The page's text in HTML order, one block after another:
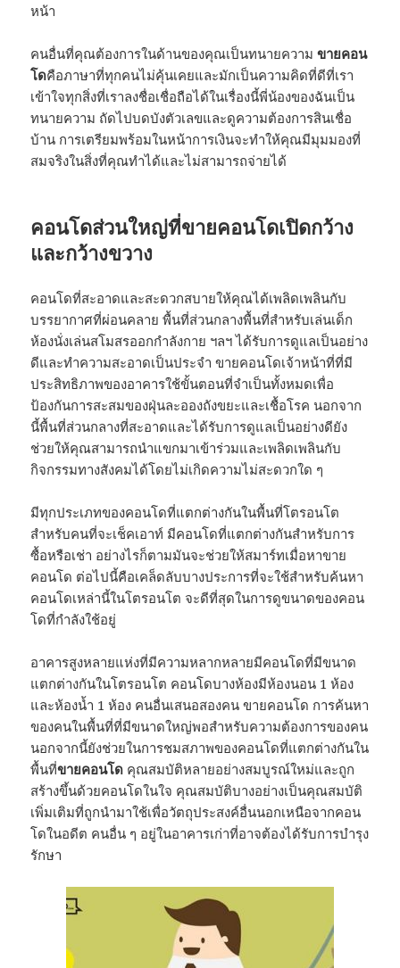
หน้า
คนอื่นที่คุณต้องการในด้านของคุณเป็นทนายความขายคอน
โดคือภาษาที่ทุกคนไม่คุ้นเคยและมักเป็นความคิดที่ดีที่เรา
เข้าใจทุกสิ่งที่เราลงชื่อเชื่อถือได้ในเรื่องนี้พี่น้องของฉันเป็น
ทนายความ ถัดไปบดบังตัวเลขและดูความต้องการสินเชื่อ
บ้าน การเตรียมพร้อมในหน้าการเงินจะทำให้คุณมีมุมมองที่
สมจริงในสิ่งที่คุณทำได้และไม่สามารถจ่ายได้
คอนโดส่วนใหญ่ที่ขายคอนโดเปิดกว้าง
และกว้างขวาง
คอนโดที่สะอาดและสะดวกสบายให้คุณได้เพลิดเพลินกับ
บรรยากาศที่ผ่อนคลาย พื้นที่ส่วนกลางพื้นที่สำหรับเล่นเด็ก
ห้องนั่งเล่นสโมสรออกกำลังกาย ฯลฯ ได้รับการดูแลเป็นอย่าง
ดีและทำความสะอาดเป็นประจำ ขายคอนโดเจ้าหน้าที่ที่มี
ประสิทธิภาพของอาคารใช้ขั้นตอนที่จำเป็นทั้งหมดเพื่อ
ป้องกันการสะสมของฝุ่นละอองถังขยะและเชื้อโรค นอกจาก
นี้พื้นที่ส่วนกลางที่สะอาดและได้รับการดูแลเป็นอย่างดียัง
ช่วยให้คุณสามารถนำแขกมาเข้าร่วมและเพลิดเพลินกับ
กิจกรรมทางสังคมได้โดยไม่เกิดความไม่สะดวกใด ๆ
มีทุกประเภทของคอนโดที่แตกต่างกันในพื้นที่โตรอนโต
สำหรับคนที่จะเช็คเอาท์ มีคอนโดที่แตกต่างกันสำหรับการ
ซื้อหรือเช่า อย่างไรก็ตามมันจะช่วยให้สมาร์ทเมื่อหาขาย
คอนโด ต่อไปนี้คือเคล็ดลับบางประการที่จะใช้สำหรับค้นหา
คอนโดเหล่านี้ในโตรอนโต จะดีที่สุดในการดูขนาดของคอน
โดที่กำลังใช้อยู่
อาคารสูงหลายแห่งที่มีความหลากหลายมีคอนโดที่มีขนาด
แตกต่างกันในโตรอนโต คอนโดบางห้องมีห้องนอน 1 ห้อง
และห้องน้ำ 1 ห้อง คนอื่นเสนอสองคน ขายคอนโด การค้นหา
ของคนในพื้นที่ที่มีขนาดใหญ่พอสำหรับความต้องการของคน
นอกจากนี้ยังช่วยในการชมสภาพของคอนโดที่แตกต่างกันใน
พื้นที่ขายคอนโด คุณสมบัติหลายอย่างสมบูรณ์ใหม่และถูก
สร้างขึ้นด้วยคอนโดในใจ คุณสมบัติบางอย่างเป็นคุณสมบัติ
เพิ่มเติมที่ถูกนำมาใช้เพื่อวัตถุประสงค์อื่นนอกเหนือจากคอน
โดในอดีต คนอื่น ๆ อยู่ในอาคารเก่าที่อาจต้องได้รับการบำรุง
รักษา